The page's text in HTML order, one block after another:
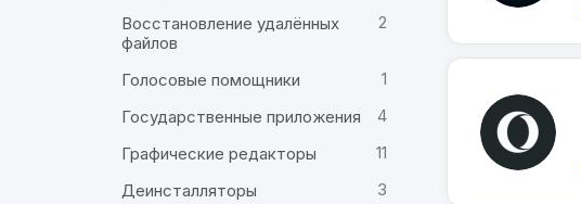
Восстановление удалённых
файлов
2
Голосовые помощники
1
Государственные приложения
4
Графические редакторы
11
Деинсталляторы
3